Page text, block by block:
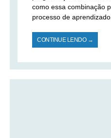
como essa combinação
processo de
CONTINUE LENDO →